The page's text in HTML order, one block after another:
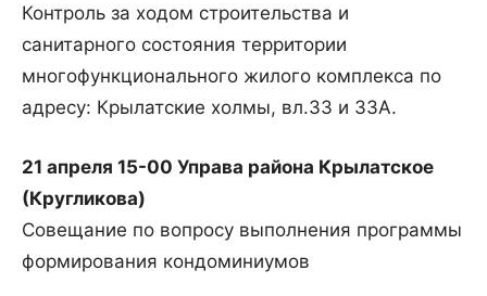
Контроль за ходом строительства и
санитарного состояния территории
многофункционального жилого комплекса по
адресу: Крылатские холмы, вл.33 и 33А.
21 апреля 15-00 Управа района Крылатское
(Кругликова)
Совещание по вопросу выполнения программы
формирования кондоминиумов